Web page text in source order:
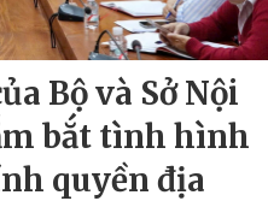
Bộ và Sở Nội
bắt tình hình
quyền địa